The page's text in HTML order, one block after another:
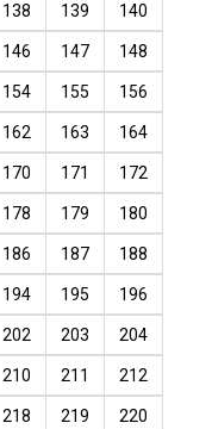
138 139 140
146 147 148
154 155 156
162 163 164
170 171 172
178 179 180
186 187 188
194 195 196
202 203 204
210 211 212
218 219 220